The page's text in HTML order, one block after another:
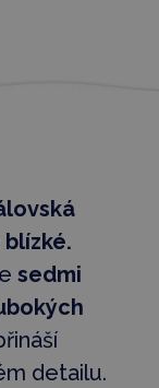
sedmi
detailu.